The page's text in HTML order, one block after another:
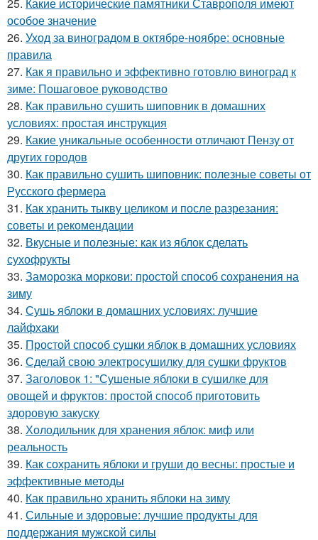
особое значение
26. Уход за виноградом в октябре-ноябре: основные
правила
27. Как я правильно и эффективно готовлю виноград к
зиме: Пошаговое руководство
28. Как правильно сушить шиповник в домашних
условиях: простая инструкция
29. Какие уникальные особенности отличают Пензу от
других городов
30. Как правильно сушить шиповник: полезные советы от
Русского фермера
31. Как хранить тыкву целиком и после разрезания:
советы и рекомендации
32. Вкусные и полезные: как из яблок сделать
сухофрукты
33. Заморозка моркови: простой способ сохранения на
зиму
34. Сушь яблоки в домашних условиях: лучшие
лайфхаки
35. Простой способ сушки яблок в домашних условиях
36. Сделай свою электросушилку для сушки фруктов
37. Заголовок 1: "Сушеные яблоки в сушилке для
овощей и фруктов: простой способ приготовить
здоровую закуску
38. Холодильник для хранения яблок: миф или
реальность
39. Как сохранить яблоки и груши до весны: простые и
эффективные методы
40. Как правильно хранить яблоки на зиму
41. Сильные и здоровые: лучшие продукты для
поддержания мужской силы